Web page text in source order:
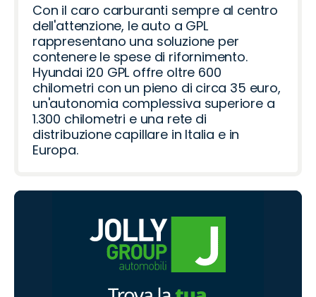
Con il caro carburanti sempre al centro
dell'attenzione, le auto a GPL
rappresentano una soluzione per
contenere le spese di rifornimento.
Hyundai i20 GPL offre oltre 600
chilometri con un pieno di circa 35 euro,
un'autonomia complessiva superiore a
1.300 chilometri e una rete di
distribuzione capillare in Italia e in
Europa.